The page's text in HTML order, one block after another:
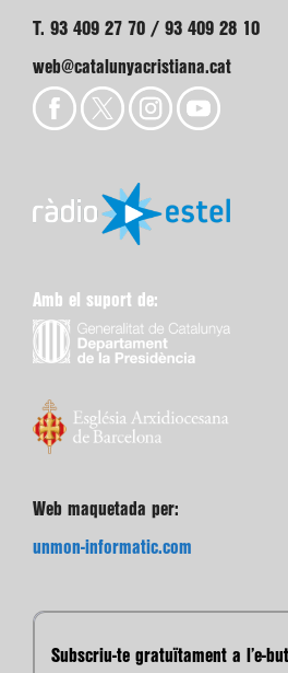
T. 93 409 27 70 / 93 409 28 10
web@catalunyacristiana.cat
Amb el suport de:
Web maquetada per:
unmon-informatic.com
Subscriu-te gratuïtament a l’e-